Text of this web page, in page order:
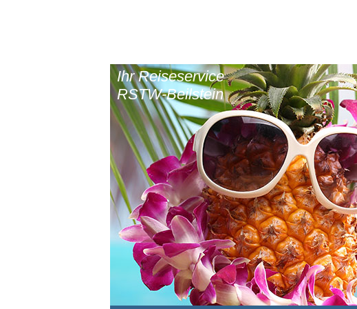
Ihr Reiseservice
RSTW-Beilstein